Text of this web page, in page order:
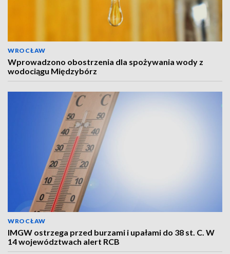
WROCŁAW
Wprowadzono obostrzenia dla spożywania wody z
wodociągu Międzybórz
WROCŁAW
IMGW ostrzega przed burzami i upałami do 38 st. C. W
14 województwach alert RCB